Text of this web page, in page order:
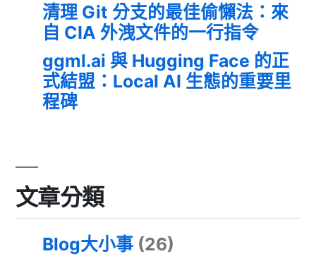
清理 Git 分支的最佳偷懶法：來
自 CIA 外洩文件的一行指令
ggml.ai 與 Hugging Face 的正
式結盟：Local AI 生態的重要里
程碑
文章分類
Blog大小事 (26)